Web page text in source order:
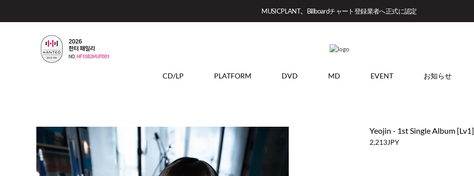
MUSICPLANT、Billboardチャート登録業者へ正式に認定
CD/LP PLATFORM DVD MD EVENT お知らせ
Yeojin - 1st Single Album [Lv1]
2,213JPY